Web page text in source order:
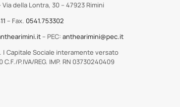
della Lontra, 30 – 47923 Rimini
– Fax. 0541.753302
– PEC:anthearimini@pec.it
| Capitale Sociale interamente versato
P.IVA/REG. IMP. RN 03730240409